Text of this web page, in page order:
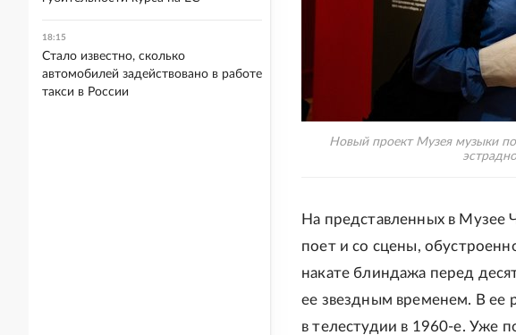
Новый проект Музея музыки
На представленных в Музее
поет и со сцены,
накате блиндажа перед
ее звездным временем. В ее
в телестудии в 1960-е. Уже
18:15
Стало известно, сколько
автомобилей задействовано в работе
такси в России